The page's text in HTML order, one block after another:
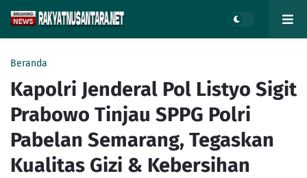
Beranda
Kapolri Jenderal Pol Listyo Sigit
Prabowo Tinjau SPPG Polri
Pabelan Semarang, Tegaskan
Kualitas Gizi & Kebersihan